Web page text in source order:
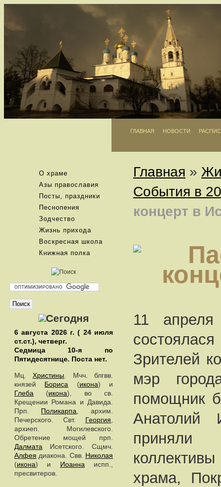
ГЛАВНАЯ НОВОСТИ
О храме
Азы православия
Посты, праздники
Песнопения
Зодчество
Жизнь прихода
Воскресная школа
Книжная полка
6 августа 2026 г. ( 24 июля
ст.ст.), четверг.
Седмица 10-я по
Пятидесятнице. Поста нет.
Мц.Христины . Мчч. блгвв.
князей Бориса (икона) и
Глеба (икона), во св.
Крещении Романа и Давида.
Прп. Поликарпа , архим.
Печерского. Свт. Георгия
архиеп. Могилевского.
Обретение мощей прп.
Далмата Исетского. Сщмч.
Алфея диакона. Свв. Николая
(икона) и Иоанна испп.,
пресвитеров.
Главная »
События в
концерт в
11
Зрителей
мэр
помощник
Анатолий
приняли
храма,